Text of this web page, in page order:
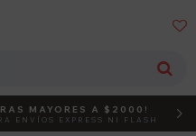

EL CÓDIGO
MAYORES A $2000!
ENVÍOS EXPRESS NI FLASH